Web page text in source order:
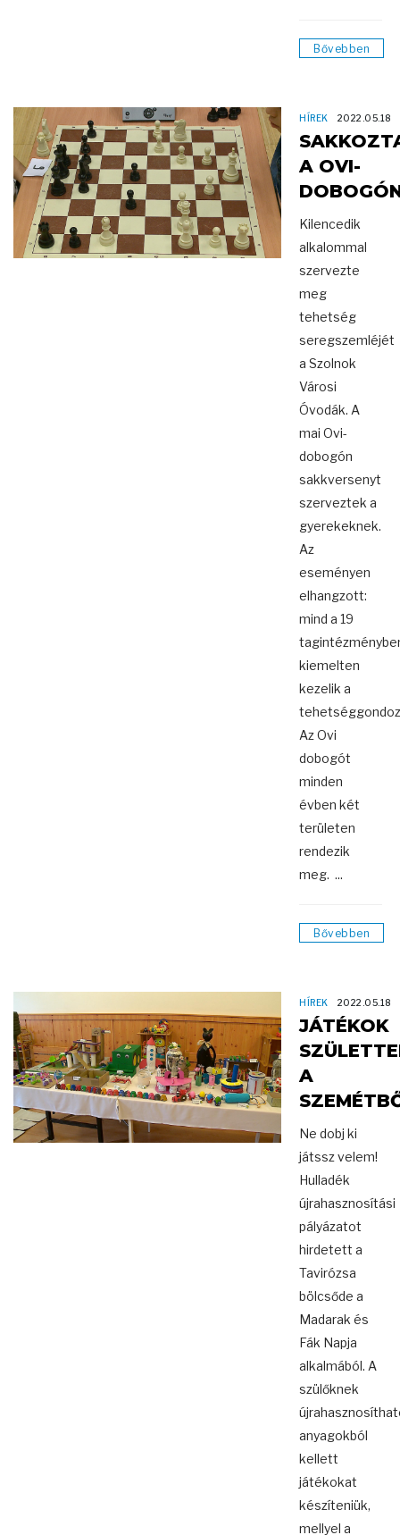
Bővebben
HÍREK 2022.05.18
A OVI-
Kilencedik
alkalommal
szervezte
meg
tehetség
seregszemléjét
a Szolnok
Városi
Óvodák. A
mai Ovi-
dobogón
sakkversenyt
szerveztek a
gyerekeknek.
Az
eseményen
elhangzott:
mind a 19
kiemelten
kezelik a
Az Ovi
dobogót
minden
évben két
területen
rendezik
meg. ...
Bővebben
HÍREK 2022.05.18
JÁTÉKOK
A
Ne dobj ki
játssz velem!
Hulladék
újrahasznosítási
pályázatot
hirdetett a
Tavirózsa
bölcsőde a
Madarak és
Fák Napja
alkalmából. A
szülőknek
anyagokból
kellett
játékokat
készíteniük,
mellyel a